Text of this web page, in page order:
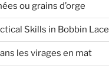
ou grains d’orge
Skills in Bobbin Lace
les virages en mat